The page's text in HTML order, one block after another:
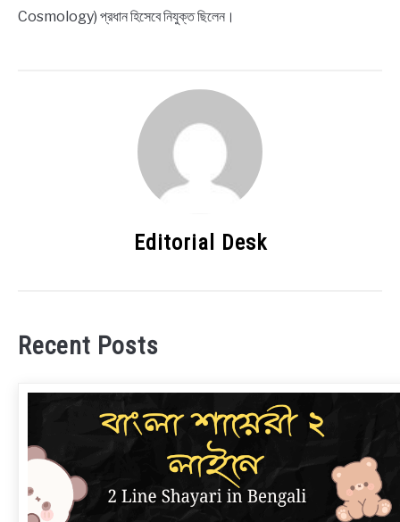
Cosmology) প্রধান হিসেবে নিযুক্ত ছিলেন।
Editorial Desk
Recent Posts